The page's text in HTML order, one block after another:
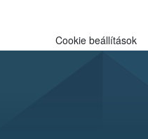
Cookie beállítások